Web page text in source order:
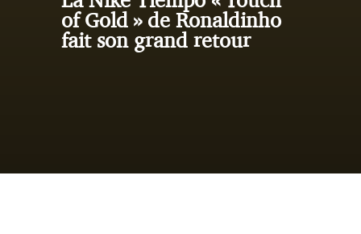
ofGold de Ronaldinho
fait son grand retour